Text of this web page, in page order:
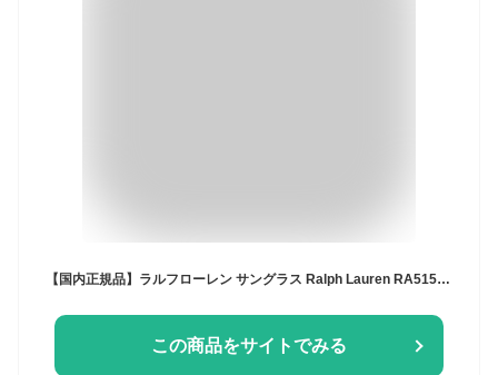
【国内正規品】ラルフローレン サングラス Ralph Lauren RA5155 102813 60 トータス/スモークグラデーション レディース UVカット ラッピング無料
この商品をサイトでみる